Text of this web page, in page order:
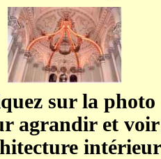
sur la photo
agrandir et voir